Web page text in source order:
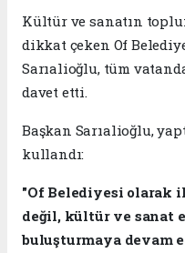
Kültür ve sanatın
dikkat çeken Of
Sarıalioğlu, tüm
davet etti.
Başkan Sarıalioğlu,
kullandı:
"Of Belediyesi olarak
değil, kültür ve
buluşturmaya devam